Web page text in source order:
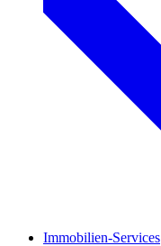
Immobilien-Services